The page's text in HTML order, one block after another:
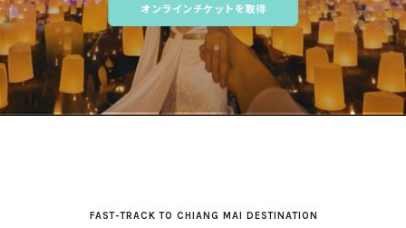
オンラインチケットを取得
FAST-TRACK TO CHIANG MAI DESTINATION